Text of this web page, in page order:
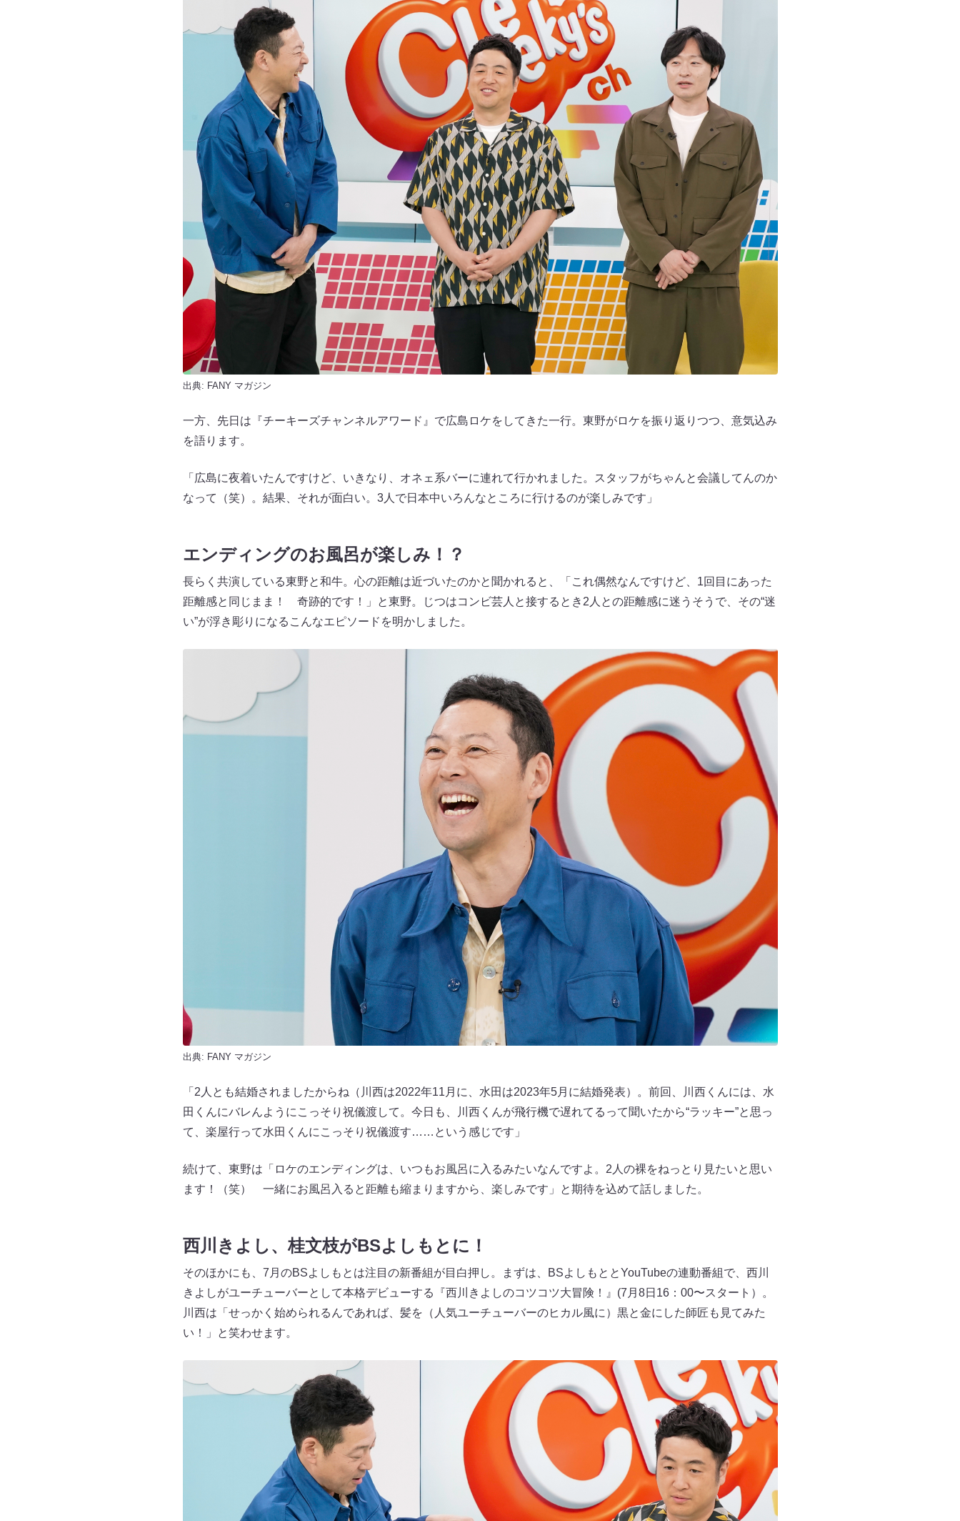
出典: FANY マガジン
一方、先日は『チーキーズチャンネルアワード』で広島ロケをしてきた一行。東野がロケを振り返りつつ、意気込み
を語ります。
「広島に夜着いたんですけど、いきなり、オネェ系バーに連れて行かれました。スタッフがちゃんと会議してんのか
なって（笑）。結果、それが面白い。3人で日本中いろんなところに行けるのが楽しみです」
エンディングのお風呂が楽しみ！？
長らく共演している東野と和牛。心の距離は近づいたのかと聞かれると、「これ偶然なんですけど、1回目にあった
距離感と同じまま！ 奇跡的です！」と東野。じつはコンビ芸人と接するとき2人との距離感に迷うそうで、その“迷
い”が浮き彫りになるこんなエピソードを明かしました。
出典: FANY マガジン
「2人とも結婚されましたからね（川西は2022年11月に、水田は2023年5月に結婚発表）。前回、川西くんには、水
田くんにバレんようにこっそり祝儀渡して。今日も、川西くんが飛行機で遅れてるって聞いたから“ラッキー”と思っ
て、楽屋行って水田くんにこっそり祝儀渡す……という感じです」
続けて、東野は「ロケのエンディングは、いつもお風呂に入るみたいなんですよ。2人の裸をねっとり見たいと思い
ます！（笑） 一緒にお風呂入ると距離も縮まりますから、楽しみです」と期待を込めて話しました。
西川きよし、桂文枝がBSよしもとに！
そのほかにも、7月のBSよしもとは注目の新番組が目白押し。まずは、BSよしもととYouTubeの連動番組で、西川
きよしがユーチューバーとして本格デビューする『西川きよしのコツコツ大冒険！』(7月8日16：00〜スタート）。
川西は「せっかく始められるんであれば、髪を（人気ユーチューバーのヒカル風に）黒と金にした師匠も見てみた
い！」と笑わせます。